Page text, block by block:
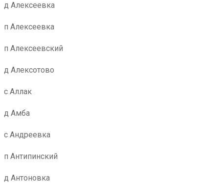
д Алексеевка
п Алексеевка
п Алексеевский
д Алексотово
с Аллак
д Амба
с Андреевка
п Антипинский
д Антоновка